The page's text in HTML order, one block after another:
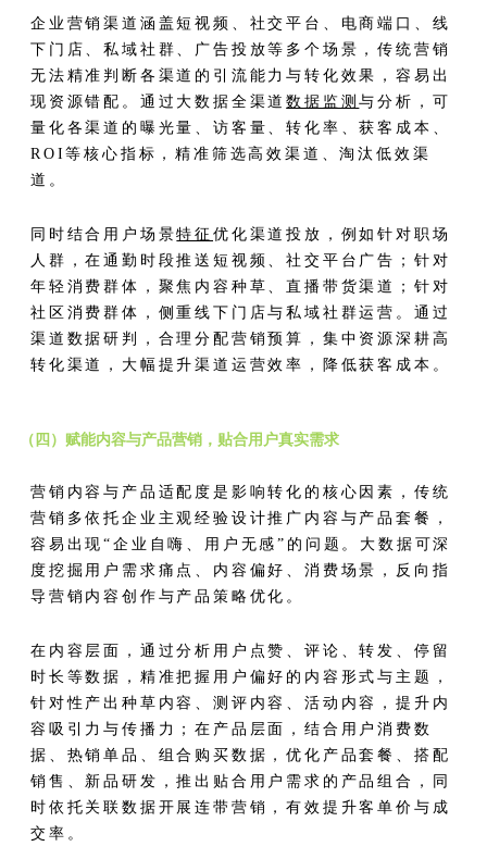
企业营销渠道涵盖短视频、社交平台、电商端口、线
下门店、私域社群、广告投放等多个场景，传统营销
无法精准判断各渠道的引流能力与转化效果，容易出
现资源错配。通过大数据全渠道数据监测与分析，可
量化各渠道的曝光量、访客量、转化率、获客成本、
ROI等核心指标，精准筛选高效渠道、淘汰低效渠
道。
同时结合用户场景特征优化渠道投放，例如针对职场
人群，在通勤时段推送短视频、社交平台广告；针对
年轻消费群体，聚焦内容种草、直播带货渠道；针对
社区消费群体，侧重线下门店与私域社群运营。通过
渠道数据研判，合理分配营销预算，集中资源深耕高
转化渠道，大幅提升渠道运营效率，降低获客成本。
（四）赋能内容与产品营销，贴合用户真实需求
营销内容与产品适配度是影响转化的核心因素，传统
营销多依托企业主观经验设计推广内容与产品套餐，
容易出现“企业自嗨、用户无感”的问题。大数据可深
度挖掘用户需求痛点、内容偏好、消费场景，反向指
导营销内容创作与产品策略优化。
在内容层面，通过分析用户点赞、评论、转发、停留
时长等数据，精准把握用户偏好的内容形式与主题，
针对性产出种草内容、测评内容、活动内容，提升内
容吸引力与传播力；在产品层面，结合用户消费数
据、热销单品、组合购买数据，优化产品套餐、搭配
销售、新品研发，推出贴合用户需求的产品组合，同
时依托关联数据开展连带营销，有效提升客单价与成
交率。